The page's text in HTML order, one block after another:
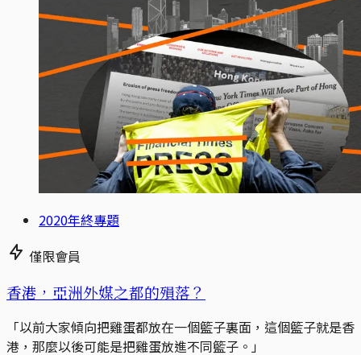
2020年終專題
僅限會員
香港，亞洲外媒之都的殞落？
「以前大家傾向把雞蛋都放在一個籃子裏面，這個籃子就是香
港，那麼以後可能是把雞蛋放進不同籃子。」